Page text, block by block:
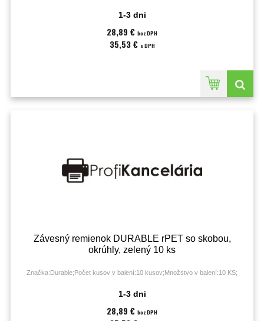
1-3 dni
28,89 € bez DPH
35,53 € s DPH
Závesný remienok DURABLE rPET so skobou,
okrúhly, zelený 10 ks
Značka:Durable;Počet kusov v balení:10 kusov;Množstvo v balení:10 KS;
1-3 dni
28,89 € bez DPH